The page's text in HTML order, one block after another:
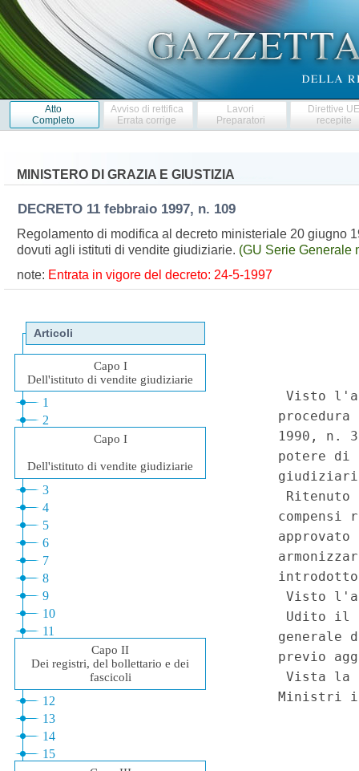
Atto
Completo
Avviso di rettifica
Errata corrige
Lavori
Preparatori
Direttive
recepite
MINISTERO DI GRAZIA E GIUSTIZIA
DECRETO 11 febbraio 1997, n. 109
Regolamento di modifica al decreto ministeriale 20 giugno
dovuti agli istituti di vendite giudiziarie. (GU Serie Generale
note: Entrata in vigore del decreto: 24-5-1997